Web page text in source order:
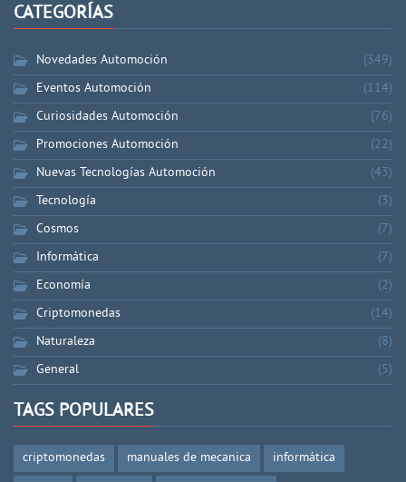
CATEGORÍAS
Novedades Automoción
(349)
Eventos Automoción
(114)
Curiosidades Automoción
(76)
Promociones Automoción
(22)
Nuevas Tecnologías Automoción
(43)
Tecnología
(3)
Cosmos
(7)
Informática
(7)
Economía
(2)
Criptomonedas
(14)
Naturaleza
(8)
General
(5)
TAGS POPULARES
criptomonedas manuales de mecanica
informática